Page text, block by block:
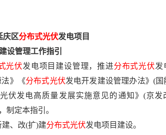
庆区分布式光伏发电项目
建设管理工作指引
光伏发电项目建设管理，推进分布式光伏发
》《分布式光伏发电开发建设管理办法》(国
伏发电高质量发展实施意见的通知》(京发
制定本指引。
、改(扩)建分布式光伏发电项目建设。